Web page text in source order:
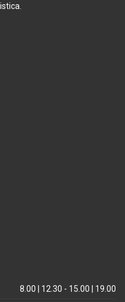
8.00 | 12.30 - 15.00 | 19.00